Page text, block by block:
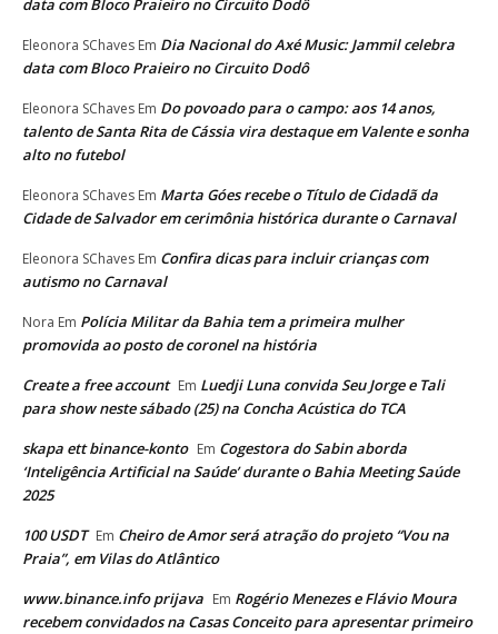
data com Bloco Praieiro no Circuito Dodô
Eleonora SChaves Em Dia Nacional do Axé Music: Jammil celebra
data com Bloco Praieiro no Circuito Dodô
Eleonora SChaves Em Do povoado para o campo: aos 14 anos,
talento de Santa Rita de Cássia vira destaque em Valente e sonha
alto no futebol
Eleonora SChaves Em Marta Góes recebe o Título de Cidadã da
Cidade de Salvador em cerimônia histórica durante o Carnaval
Eleonora SChaves Em Confira dicas para incluir crianças com
autismo no Carnaval
Nora Em Polícia Militar da Bahia tem a primeira mulher
promovida ao posto de coronel na história
Create a free account Em Luedji Luna convida Seu Jorge e Tali
para show neste sábado (25) na Concha Acústica do TCA
skapa ett binance-konto Em Cogestora do Sabin aborda
‘Inteligência Artificial na Saúde’ durante o Bahia Meeting Saúde
2025
100 USDT Em Cheiro de Amor será atração do projeto “Vou na
Praia”, em Vilas do Atlântico
www.binance.info prijava Em Rogério Menezes e Flávio Moura
recebem convidados na Casas Conceito para apresentar primeiro